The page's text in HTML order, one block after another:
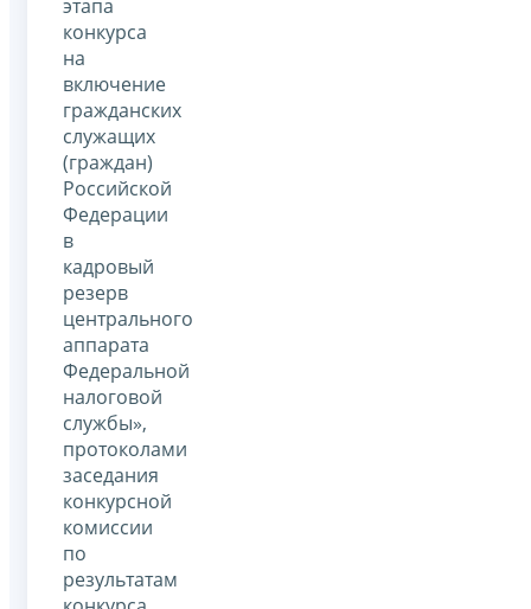
этапа
конкурса
на
включение
гражданских
служащих
(граждан)
Российской
Федерации
в
кадровый
резерв
центрального
аппарата
Федеральной
налоговой
службы»,
протоколами
заседания
конкурсной
комиссии
по
результатам